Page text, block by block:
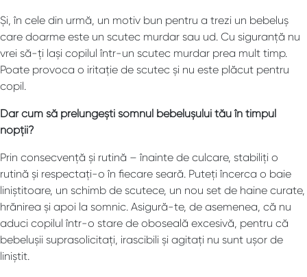
Și, în cele din urmă, un motiv bun pentru a trezi un bebeluș
care doarme este un scutec murdar sau ud. Cu siguranță nu
vrei să-ți lași copilul într-un scutec murdar prea mult timp.
Poate provoca o iritație de scutec și nu este plăcut pentru
copil.
Dar cum să prelungești somnul bebelușului tău în timpul
nopții?
Prin consecvență și rutină – înainte de culcare, stabiliți o
rutină și respectați-o în fiecare seară. Puteți încerca o baie
liniștitoare, un schimb de scutece, un nou set de haine curate,
hrănirea și apoi la somnic. Asigură-te, de asemenea, că nu
aduci copilul într-o stare de oboseală excesivă, pentru că
bebelușii suprasolicitați, irascibili și agitați nu sunt ușor de
liniștit.